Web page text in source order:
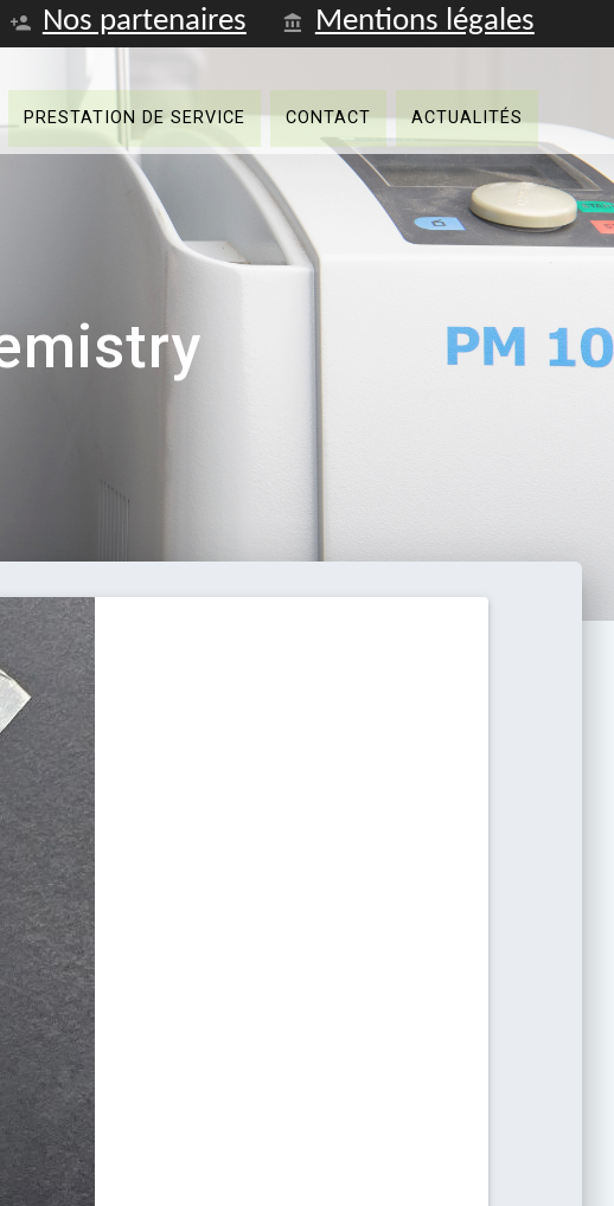
Nos partenaires Mentions légales
PRESTATION DE SERVICE CONTACT ACTUALITÉS